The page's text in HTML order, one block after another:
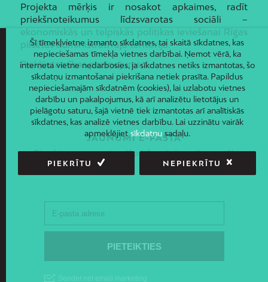
Projekta mērķis ir nosakot apkaimes, radīt
priekšnoteikumus līdzsvarotas sociāli –
ekonomiskās un telpiskās politikas ieviešanai Rīgas
pilsētas administratīvajā teritorijā.
Piekļūstamības paziņojums
JAUNUMI E-PASTĀ
Piesakies un saņem jaunāko informāciju savā e-pastā!
Šī tīmekļvietne izmanto sīkdatnes, tai skaitā sīkdatnes, kas
nepieciešamas tīmekļa vietnes darbībai. Ņemot vērā, ka
interneta vietne nedarbosies, ja sīkdatnes netiks izmantotas, šo
sīkdatņu izmantošanai piekrišana netiek prasīta. Papildus
nepieciešamajām sīkdatnēm (cookies), lai uzlabotu vietnes
darbību un pakalpojumus, kā arī analizētu lietotājus un
pielāgotu saturu, šajā vietnē tiek izmantotas arī analītiskās
sīkdatnes, kas analizē vietnes darbību. Lai uzzinātu vairāk
apmeklējietsīkdatņusadaļu.
PIEKRĪTU NEPIEKRĪTU